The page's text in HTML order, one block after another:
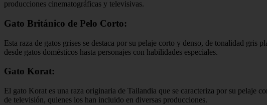
producciones cinematográficas y televisivas.
Gato Británico de Pelo Corto:
Esta raza de gatos grises se destaca por su pelaje corto y denso, de tonalidad gris
desde gatos domésticos hasta personajes con habilidades especiales.
Gato Korat:
El gato Korat es una raza originaria de Tailandia que se caracteriza por su pelaje
de televisión, quienes los han incluido en diversas producciones.